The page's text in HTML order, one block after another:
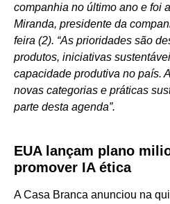
companhia no último ano e foi
Miranda, presidente da
feira (2). “As prioridades são
produtos, iniciativas
capacidade produtiva no país.
novas categorias e práticas
parte desta agenda”.
EUA lançam plano
promover IA ética
A Casa Branca anunciou na